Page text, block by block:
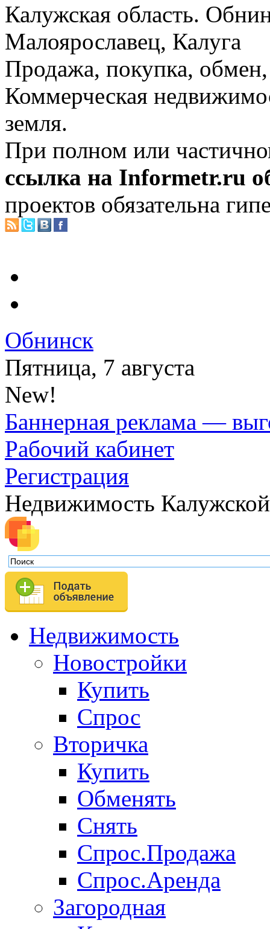
Калужская область.
Малоярославец, Калуга
Продажа, покупка, обмен,
Коммерческая
земля.
При полном или
ссылка на Informetr.ru
проектов обязательна
Обнинск
Пятница, 7 августа
New!
Баннерная реклама —
Рабочий кабинет
Регистрация
Недвижимость
Недвижимость
Новостройки
Купить
Спрос
Вторичка
Купить
Обменять
Снять
Спрос.Продажа
Спрос.Аренда
Загородная